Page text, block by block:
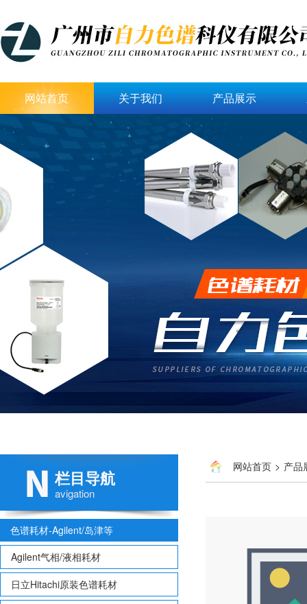
网站首页 关于我们 产品展示
栏目导航
avigation
色谱耗材-Agilent/岛津等
Agilent气相/液相耗材
日立Hitachi原装色谱耗材
网站首页 > 产品